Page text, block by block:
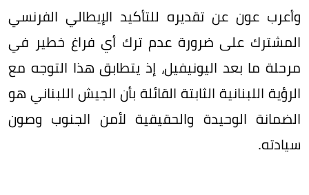
وأعرب عون عن تقديره للتأكيد الإيطالي الفرنسي
المشترك على ضرورة عدم ترك أي فراغ خطير في
مرحلة ما بعد اليونيفيل، إذ يتطابق هذا التوجه مع
الرؤية اللبنانية الثابتة القائلة بأن الجيش اللبناني هو
الضمانة الوحيدة والحقيقية لأمن الجنوب وصون
سيادته.